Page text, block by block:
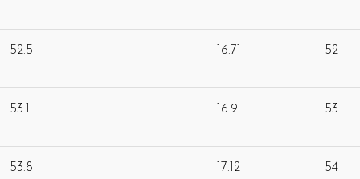
52.5 16.71 52
53.1 16.9 53
53.8 17.12 54